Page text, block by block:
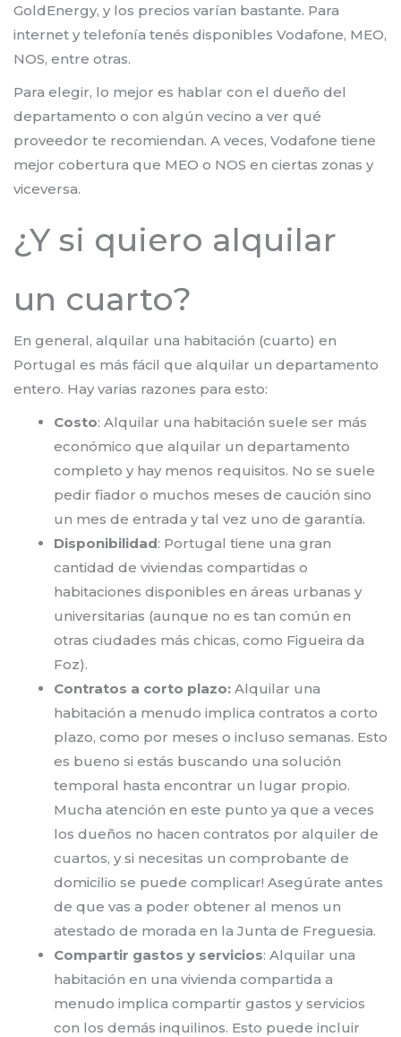
GoldEnergy, y los precios varían bastante. Para
internet y telefonía tenés disponibles Vodafone, MEO,
NOS, entre otras.
Para elegir, lo mejor es hablar con el dueño del
departamento o con algún vecino a ver qué
proveedor te recomiendan. A veces, Vodafone tiene
mejor cobertura que MEO o NOS en ciertas zonas y
viceversa.
¿Y si quiero alquilar
un cuarto?
En general, alquilar una habitación (cuarto) en
Portugal es más fácil que alquilar un departamento
entero. Hay varias razones para esto:
Costo: Alquilar una habitación suele ser más
económico que alquilar un departamento
completo y hay menos requisitos. No se suele
pedir fiador o muchos meses de caución sino
un mes de entrada y tal vez uno de garantía.
Disponibilidad: Portugal tiene una gran
cantidad de viviendas compartidas o
habitaciones disponibles en áreas urbanas y
universitarias (aunque no es tan común en
otras ciudades más chicas, como Figueira da
Foz).
Contratos a corto plazo: Alquilar una
habitación a menudo implica contratos a corto
plazo, como por meses o incluso semanas. Esto
es bueno si estás buscando una solución
temporal hasta encontrar un lugar propio.
Mucha atención en este punto ya que a veces
los dueños no hacen contratos por alquiler de
cuartos, y si necesitas un comprobante de
domicilio se puede complicar! Asegúrate antes
de que vas a poder obtener al menos un
atestado de morada en la Junta de Freguesia.
Compartir gastos y servicios: Alquilar una
habitación en una vivienda compartida a
menudo implica compartir gastos y servicios
con los demás inquilinos. Esto puede incluir